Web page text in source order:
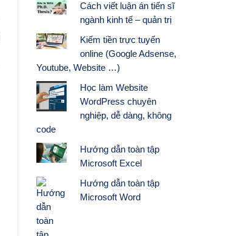
Cách viết luận án tiến sĩ
ngành kinh tế – quản trị
Kiếm tiền trực tuyến
online (Google Adsense,
Youtube, Website …)
Học làm Website
WordPress chuyên
nghiệp, dễ dàng, không
code
Hướng dẫn toàn tập
Microsoft Excel
Hướng dẫn toàn tập
Microsoft Word